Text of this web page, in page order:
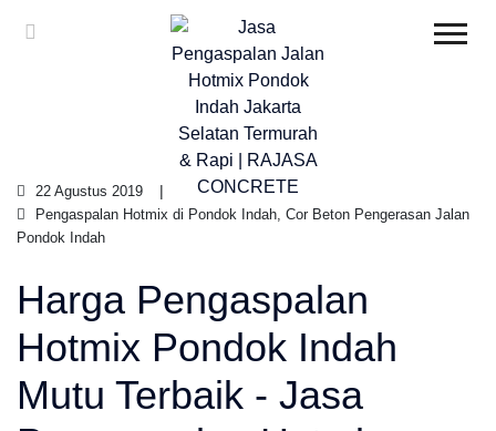
22 Agustus 2019
Pengaspalan Hotmix di Pondok Indah, Cor Beton Pengerasan Jalan
Pondok Indah
Harga Pengaspalan
Hotmix Pondok Indah
Mutu Terbaik - Jasa